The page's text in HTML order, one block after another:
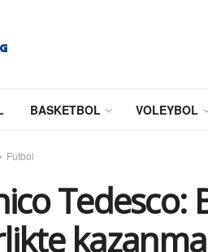
BASKETBOL VOLEYBOL
Futbol
Tedesco: